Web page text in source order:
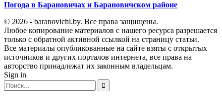
Погода в Барановичах и Барановичском районе
© 2026 - baranovichi.by. Все права защищены.
Любое копирование материалов с нашего ресурса разрешается
только с обратной активной ссылкой на страницу статьи.
Все материалы опубликованные на сайте взяты с открытых
источников и других порталов интернета, все права на
авторство принадлежат их законным владельцам.
Sign in